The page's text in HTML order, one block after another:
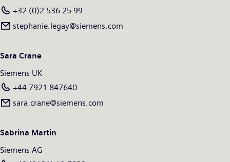
available on the Internet at
+32 (0)2 536 25 99
stephanie.legay@siemens.com
Sara Crane
Siemens UK
+44 7921 847640
sara.crane@siemens.com
Sabrina Martin
Siemens AG